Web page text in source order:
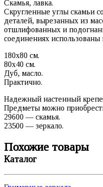
Скамья, лавка.
Скругленные углы скамьи
деталей, вырезанных из
отшлифованных и
соединениях
180х80 см.
80х40 см.
Дуб, масло.
Практично.
Надежный настенный
Предметы можно
29600 — скамья.
23500 — зеркало.
Похожие товары
Каталог